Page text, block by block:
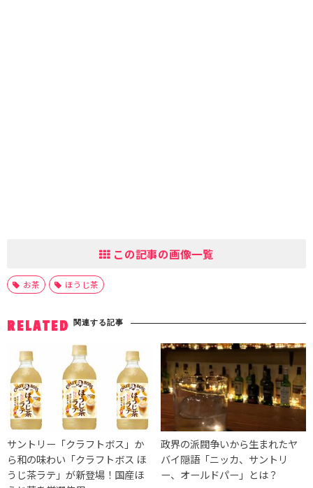
この記事の画像一覧
お茶 ほうじ茶
RELATED 関連する記事
サントリー「クラフトボス」か
ら和の味わい「クラフトボス ほ
うじ茶ラテ」が新登場！国産ほ
政界の派閥争いから生まれたヤ
バイ隠語「ニッカ、サントリ
ー、オールドパー」とは？